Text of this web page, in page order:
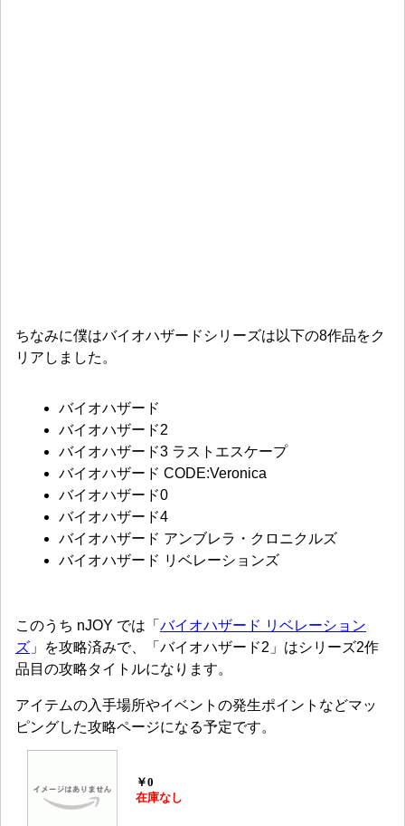
ちなみに僕はバイオハザードシリーズは以下の8作品をク
リアしました。
バイオハザード
バイオハザード2
バイオハザード3 ラストエスケープ
バイオハザード CODE:Veronica
バイオハザード0
バイオハザード4
バイオハザード アンブレラ・クロニクルズ
バイオハザード リベレーションズ
このうち nJOY では「 バイオハザード リベレーション
ズ 」を攻略済みで、「バイオハザード2」はシリーズ2作
品目の攻略タイトルになります。
アイテムの入手場所やイベントの発生ポイントなどマッ
ピングした攻略ページになる予定です。